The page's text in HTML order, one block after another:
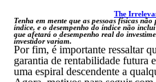
The
Tenha em mente que as pessoas físicas
índice, e o desempenho do índice não
que afetará o desempenho real do
investidor variam.
Por fim, é importante ressaltar
garantia de rentabilidade futura
uma espiral descendente a